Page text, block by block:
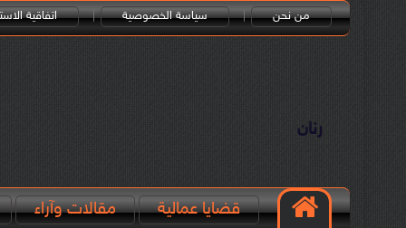
من نحن سياسة الخصوصية اتفاقية
رنان
قضايا عمالية مقالات وآراء